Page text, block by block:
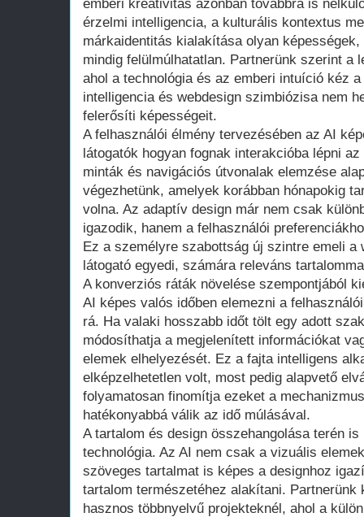
emberi kreativitás azonban továbbra is
érzelmi intelligencia, a kulturális kontextus
márkaidentitás kialakítása olyan
mindig felülmúlhatatlan. Partnerünk szerint a
ahol a technológia és az emberi intuíció kéz
intelligencia és webdesign szimbiózisa nem
felerősíti képességeit.
A felhasználói élmény tervezésében az AI
látogatók hogyan fognak interakcióba lépni
minták és navigációs útvonalak elemzése
végezhetünk, amelyek korábban hónapokig
volna. Az adaptív design már nem csak
igazodik, hanem a felhasználói
Ez a személyre szabottság új szintre emeli a
látogató egyedi, számára releváns
A konverziós ráták növelése szempontjából
AI képes valós időben elemezni a
rá. Ha valaki hosszabb időt tölt egy adott
módosíthatja a megjelenített információkat
elemek elhelyezését. Ez a fajta intelligens
elképzelhetetlen volt, most pedig alapvető
folyamatosan finomítja ezeket a
hatékonyabbá válik az idő múlásával.
A tartalom és design összehangolása terén
technológia. Az AI nem csak a vizuális
szöveges tartalmat is képes a designhoz
tartalom természetéhez alakítani. Partnerünk
hasznos többnyelvű projekteknél, ahol a